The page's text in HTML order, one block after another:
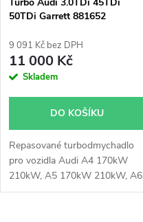
p
r
o
u
k
p
r
o
d
u
k
50TDi Garrett 881652
9 091 Kč bez DPH
11 000 Kč
Skladem
DO KOŠÍKU
Repasované turbodmychadlo
pro vozidla Audi A4 170kW
210kW, A5 170kW 210kW, A6
155kW 170kW 210kW, A7